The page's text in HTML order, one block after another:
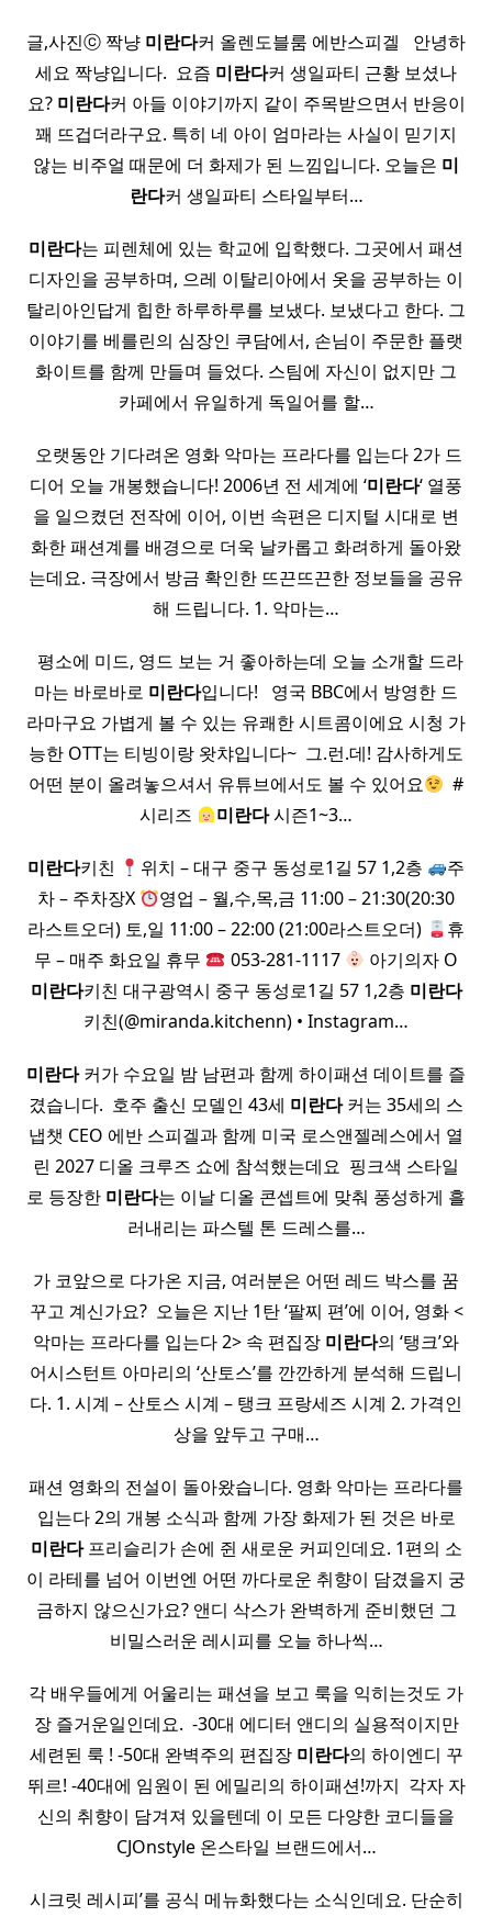
글,사진ⓒ 짝냥 미란다커 올렌도블룸 에반스피겔 ​ ​ 안녕하
세요 짝냥입니다. ​ 요즘 미란다커 생일파티 근황 보셨나
요? 미란다커 아들 이야기까지 같이 주목받으면서 반응이
꽤 뜨겁더라구요. 특히 네 아이 엄마라는 사실이 믿기지
않는 비주얼 때문에 더 화제가 된 느낌입니다. 오늘은 미
란다커 생일파티 스타일부터…
미란다는 피렌체에 있는 학교에 입학했다. 그곳에서 패션
디자인을 공부하며, 으레 이탈리아에서 옷을 공부하는 이
탈리아인답게 힙한 하루하루를 보냈다. 보냈다고 한다. 그
이야기를 베를린의 심장인 쿠담에서, 손님이 주문한 플랫
화이트를 함께 만들며 들었다. 스팀에 자신이 없지만 그
카페에서 유일하게 독일어를 할…
​ 오랫동안 기다려온 영화 악마는 프라다를 입는다 2가 드
디어 오늘 개봉했습니다! 2006년 전 세계에 ‘미란다‘ 열풍
을 일으켰던 전작에 이어, 이번 속편은 디지털 시대로 변
화한 패션계를 배경으로 더욱 날카롭고 화려하게 돌아왔
는데요. 극장에서 방금 확인한 뜨끈뜨끈한 정보들을 공유
해 드립니다. 1. 악마는…
​ ​ 평소에 미드, 영드 보는 거 좋아하는데 오늘 소개할 드라
마는 바로바로 미란다입니다! ​ ​ 영국 BBC에서 방영한 드
라마구요 가볍게 볼 수 있는 유쾌한 시트콤이에요 시청 가
능한 OTT는 티빙이랑 왓챠입니다~ ​ 그.런.데! 감사하게도
어떤 분이 올려놓으셔서 유튜브에서도 볼 수 있어요
​ #
시리즈
미란다시즌1~3…
미란다키친 위치 – 대구 중구 동성로1길 57 1,2층
주
차 – 주차장X
영업 – 월,수,목,금 11:00 – 21:30(20:30
라스트오더) 토,일 11:00 – 22:00 (21:00라스트오더)
휴
무 – 매주 화요일 휴무
053-281-1117
아기의자 O
미란다키친 대구광역시 중구 동성로1길 57 1,2층 미란다
키친(@miranda.kitchenn) • Instagram…
미란다커가 수요일 밤 남편과 함께 하이패션 데이트를 즐
겼습니다. ​ 호주 출신 모델인 43세 미란다커는 35세의 스
냅챗 CEO 에반 스피겔과 함께 미국 로스앤젤레스에서 열
린 2027 디올 크루즈 쇼에 참석했는데요 ​ 핑크색 스타일
로 등장한 미란다는 이날 디올 콘셉트에 맞춰 풍성하게 흘
러내리는 파스텔 톤 드레스를…
가 코앞으로 다가온 지금, 여러분은 어떤 레드 박스를 꿈
꾸고 계신가요? ​ 오늘은 지난 1탄 ‘팔찌 편’에 이어, 영화 <
악마는 프라다를 입는다 2> 속 편집장 미란다의 ‘탱크’와
어시스턴트 아마리의 ‘산토스’를 깐깐하게 분석해 드립니
다. 1. 시계 – 산토스 시계 – 탱크 프랑세즈 시계 2. 가격인
상을 앞두고 구매…
패션 영화의 전설이 돌아왔습니다. 영화 악마는 프라다를
입는다 2의 개봉 소식과 함께 가장 화제가 된 것은 바로
미란다프리슬리가 손에 쥔 새로운 커피인데요. 1편의 소
이 라테를 넘어 이번엔 어떤 까다로운 취향이 담겼을지 궁
금하지 않으신가요? 앤디 삭스가 완벽하게 준비했던 그
비밀스러운 레시피를 오늘 하나씩…
각 배우들에게 어울리는 패션을 보고 룩을 익히는것도 가
장 즐거운일인데요. ​ -30대 에디터 앤디의 실용적이지만
세련된 룩 ! -50대 완벽주의 편집장 미란다의 하이엔디 꾸
뛰르! -40대에 임원이 된 에밀리의 하이패션!까지 ​ 각자 자
신의 취향이 담겨져 있을텐데 이 모든 다양한 코디들을
CJOnstyle 온스타일 브랜드에서…
시크릿 레시피’를 공식 메뉴화했다는 소식인데요. 단순히